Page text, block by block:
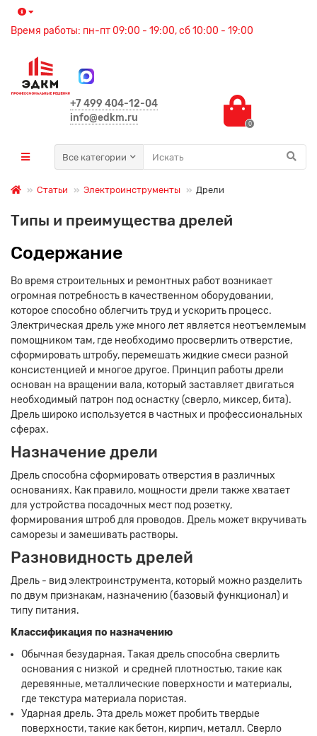
Время работы: пн-пт 09:00 - 19:00, сб 10:00 - 19:00
+7 499 404-12-04
info@edkm.ru
0
Все категории
Статьи Электроинструменты Дрели
Типы и преимущества дрелей
Содержание
Во время строительных и ремонтных работ возникает
огромная потребность в качественном оборудовании,
которое способно облегчить труд и ускорить процесс.
Электрическая дрель уже много лет является неотъемлемым
помощником там, где необходимо просверлить отверстие,
сформировать штробу, перемешать жидкие смеси разной
консистенцией и многое другое. Принцип работы дрели
основан на вращении вала, который заставляет двигаться
необходимый патрон под оснастку (сверло, миксер, бита).
Дрель широко используется в частных и профессиональных
сферах.
Назначение дрели
Дрель способна сформировать отверстия в различных
основаниях. Как правило, мощности дрели также хватает
для устройства посадочных мест под розетку,
формирования штроб для проводов. Дрель может вкручивать
саморезы и замешивать растворы.
Разновидность дрелей
Дрель - вид электроинструмента, который можно разделить
по двум признакам, назначению (базовый функционал) и
типу питания.
Классификация по назначению
Обычная безударная. Такая дрель способна сверлить
основания с низкой и средней плотностью, такие как
деревянные, металлические поверхности и материалы,
где текстура материала пористая.
Ударная дрель. Эта дрель может пробить твердые
поверхности, такие как бетон, кирпич, металл. Сверло